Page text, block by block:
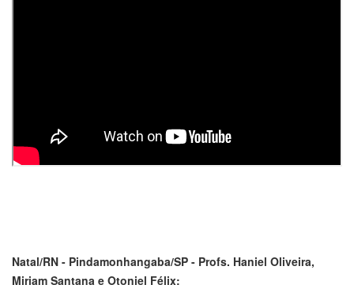
Natal/RN - Pindamonhangaba/SP - Profs. Haniel Oliveira,
Miriam Santana e Otoniel Félix: